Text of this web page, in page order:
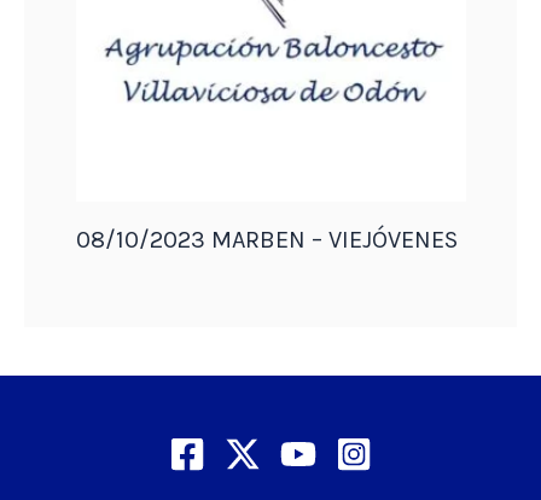
08/10/2023 MARBEN – VIEJÓVENES